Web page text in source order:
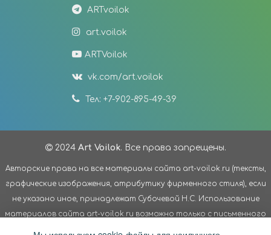
ARTvoilok
art.voilok
ARTVoilok
vk.com/art.voilok
Тел: +7-902-895-49-39
2024 Art Voilok. Все права запрещены.
Авторские права на все материалы сайта art-voilok.ru (тексты,
графические изображения, атрибутику фирменного стиля), если
не указано иное, принадлежат Субочевой Н.С. Использование
материалов сайта art-voilok.ru возможно только с письменного